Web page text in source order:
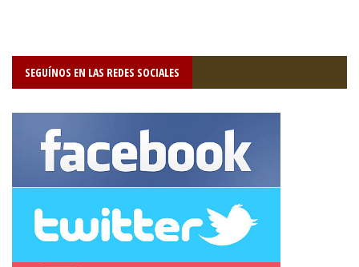
SEGUÍNOS EN LAS REDES SOCIALES